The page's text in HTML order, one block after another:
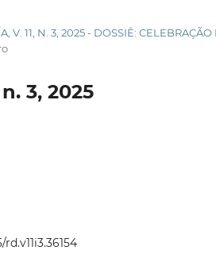
V. 11, N. 3, 2025 - DOSSIÊ:
3, 2025